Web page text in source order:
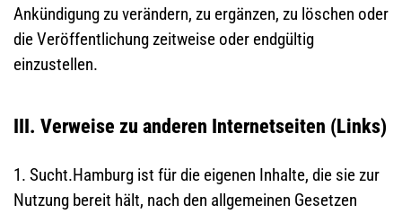
Ankündigung zu verändern, zu ergänzen, zu löschen oder
die Veröffentlichung zeitweise oder endgültig
einzustellen.
III. Verweise zu anderen Internetseiten (Links)
1. Sucht.Hamburg ist für die eigenen Inhalte, die sie zur
Nutzung bereit hält, nach den allgemeinen Gesetzen